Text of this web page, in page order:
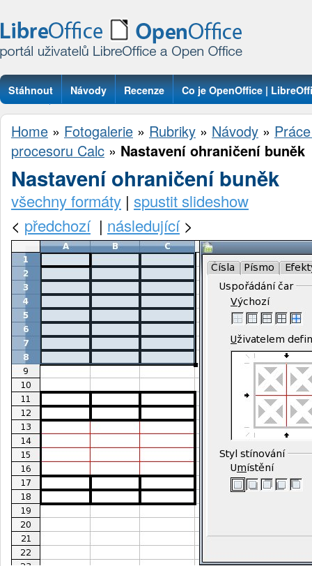
Stáhnout Návody Recenze Co je OpenOffice |
Otázky
Home » Fotogalerie » Rubriky » Návody »
procesoru Calc » Nastavení ohraničení buněk
Nastavení ohraničení buněk
všechny formáty | spustit slideshow
< předchozí| následující>